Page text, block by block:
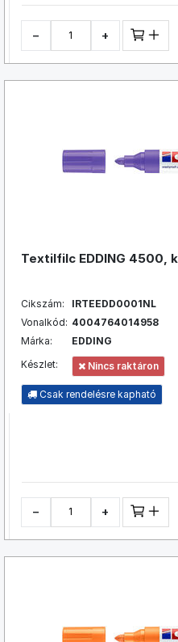
− +
Textilfilc EDDING 4500,
Cikszám:
IRTEEDD0001NL
Vonalkód: 4004764014958
Márka:
EDDING
Készlet:
Nincs raktáron
Csak rendelésre kapható
− +